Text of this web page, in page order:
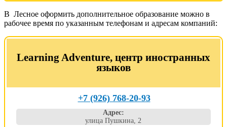
В Лесное оформить дополнительное образование можно в
рабочее время по указанным телефонам и адресам компаний:
Learning Adventure, центр иностранных
языков
+7 (926) 768-20-93
Адрес:
улица Пушкина, 2